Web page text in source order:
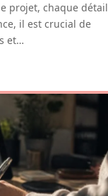
projet, chaque détail
il est crucial de
et…